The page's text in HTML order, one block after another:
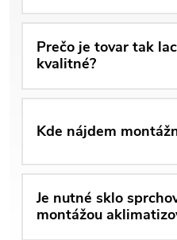
Prečo je tovar tak
kvalitné?
Kde nájdem
Je nutné sklo
montážou